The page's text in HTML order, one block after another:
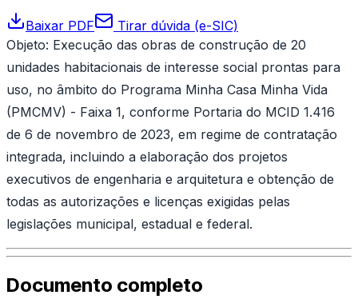
Baixar PDF
Tirar dúvida (e-SIC)
Objeto: Execução das obras de construção de 20
unidades habitacionais de interesse social prontas para
uso, no âmbito do Programa Minha Casa Minha Vida
(PMCMV) - Faixa 1, conforme Portaria do MCID 1.416
de 6 de novembro de 2023, em regime de contratação
integrada, incluindo a elaboração dos projetos
executivos de engenharia e arquitetura e obtenção de
todas as autorizações e licenças exigidas pelas
legislações municipal, estadual e federal.
Documento completo